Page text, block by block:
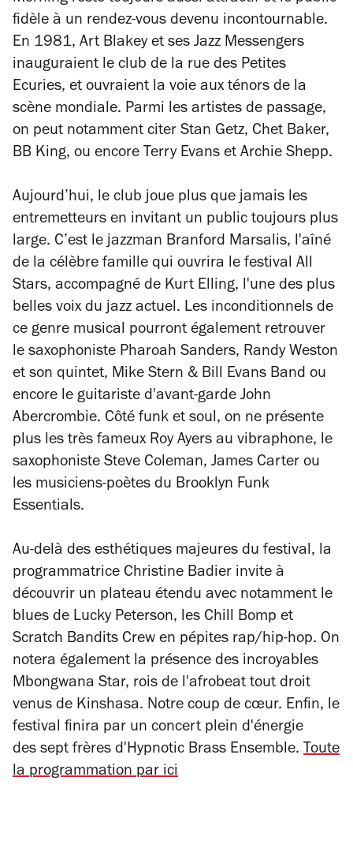
​fidèle à un​ rendez-vous devenu incontournable.
En 1981, Art Blakey et ses Jazz Messengers
inauguraient le club de la rue des Petites
Ecuries, et ouvraient la voie aux ténors de la
scène mondiale. Parmi les artistes de passage,
on peut notamment citer Stan Getz, Chet Baker,
BB King, ou encore Terry Evans et Archie Shepp. ​
Aujourd’hui, le club joue plus que jamais les
entremetteurs en invitant un public toujours plus
large. C’est le jazzman Branford Marsalis, l'aîné
de la célèbre famille qui ouvrira le festival All
Stars, accompagné de Kurt Elling, l'une des plus
belles voix du jazz actuel. Les inconditionnels de
ce genre musical pourront également retrouver
le saxophoniste Pharoah Sanders, Randy Weston
et son quintet, Mike Stern & Bill Evans Band ou
encore le guitariste d'avant-garde John
Abercrombie. Côté funk et ​soul, on ne présente
plus les très fameux ​Roy Ayers au vibraphone, le
saxophoniste Steve Coleman, James Carter​ ou
les musiciens-poètes du​ Brooklyn Funk
Essentials.​
Au-delà des esthétiques majeures du festival, la
programmatrice Christine Badier invite à
découvrir un plateau étendu avec notamment le
blues de Lucky Peterson, les Chill Bomp et
Scratch Bandits Crew en pépites rap/hip-hop. On
notera également la présence des incroyables
Mbongwana Star, rois de l'afrobeat tout droit
venus de Kinshasa. Notre coup de cœur. Enfin, le
festival finira par un concert plein d'énergie
des sept frères d'Hypnotic Brass Ensemble. Toute
la programmation par ici